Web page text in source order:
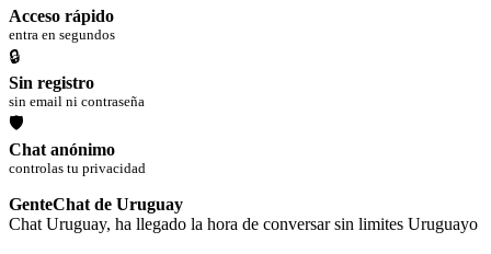
Acceso rápido
entra en segundos
🔒
Sin registro
sin email ni contraseña
🛡
Chat anónimo
controlas tu privacidad
GenteChat de Uruguay
Chat Uruguay, ha llegado la hora de conversar sin limites Uruguayo